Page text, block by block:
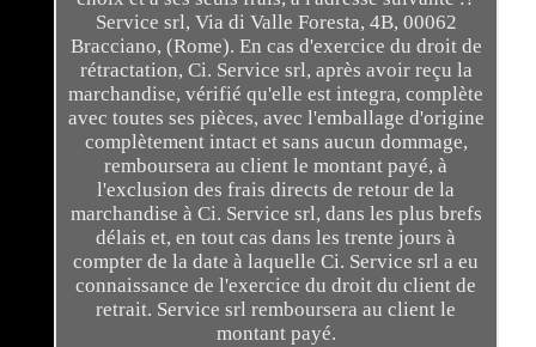
Service srl, Via di Valle Foresta, 4B, 00062
Bracciano, (Rome). En cas d'exercice du droit de
rétractation, Ci. Service srl, après avoir reçu la
marchandise, vérifié qu'elle est integra, complète
avec toutes ses pièces, avec l'emballage d'origine
complètement intact et sans aucun dommage,
remboursera au client le montant payé, à
l'exclusion des frais directs de retour de la
marchandise à Ci. Service srl, dans les plus brefs
délais et, en tout cas dans les trente jours à
compter de la date à laquelle Ci. Service srl a eu
connaissance de l'exercice du droit du client de
retrait. Service srl remboursera au client le
montant payé.